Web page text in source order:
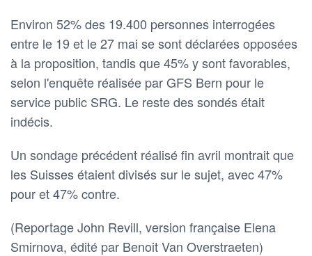
Environ 52% des 19.400 personnes interrogées
entre le 19 et le 27 mai se sont déclarées opposées
à la proposition, tandis que 45% y sont favorables,
selon l'enquête réalisée par GFS Bern pour le
service public SRG. Le reste des sondés était
indécis.
Un sondage précédent réalisé fin avril montrait que
les Suisses étaient divisés sur le sujet, avec 47%
pour et 47% contre.
(Reportage John Revill, version française Elena
Smirnova, édité par Benoit Van Overstraeten)